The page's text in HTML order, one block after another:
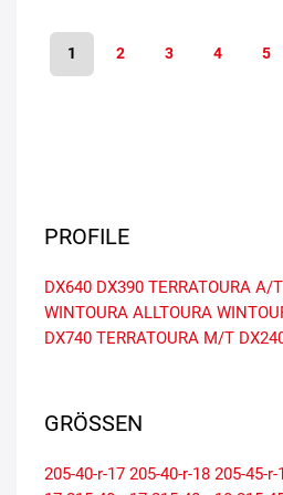
1 2 3 4 5
PROFILE
DX640 DX390 TERRATOURA A/T
WINTOURA ALLTOURA
DX740 TERRATOURA M/T
GRÖSSEN
205-40-r-17 205-40-r-18 205-45-r-